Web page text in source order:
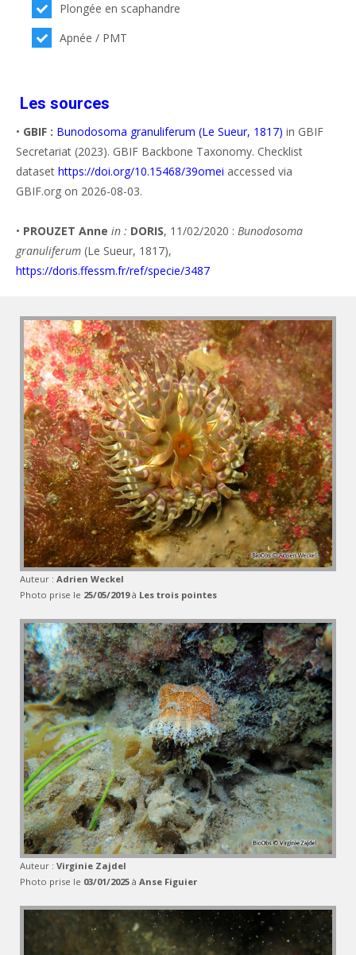
Plongée en scaphandre
Apnée / PMT
Les sources
• GBIF : Bunodosoma granuliferum (Le Sueur, 1817) in GBIF
Secretariat (2023). GBIF Backbone Taxonomy. Checklist
dataset https://doi.org/10.15468/39omei accessed via
GBIF.org on 2026-08-03.
• PROUZET Anne in : DORIS, 11/02/2020 : Bunodosoma
granuliferum (Le Sueur, 1817),
https://doris.ffessm.fr/ref/specie/3487
Auteur : Adrien Weckel
Photo prise le 25/05/2019à Les trois pointes
Auteur : Virginie Zajdel
Photo prise le 03/01/2025 à Anse Figuier